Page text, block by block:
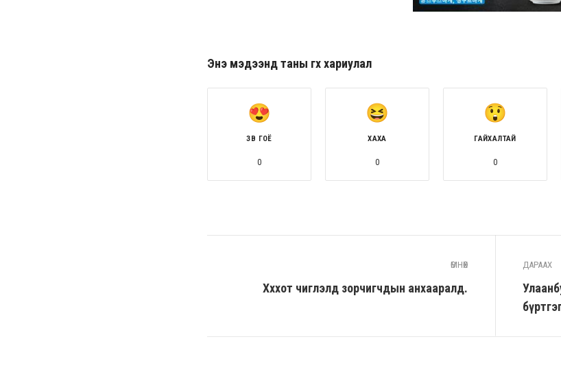
Энэ мэдээнд таны өгөх хариулал
ЗӨВ ГОЁ
0
ХАХА
0
ГАЙХАЛТАЙ
0
ӨМНӨХ
Хөххот чиглэлд зорчигчдын анхааралд.
ДАРААХ